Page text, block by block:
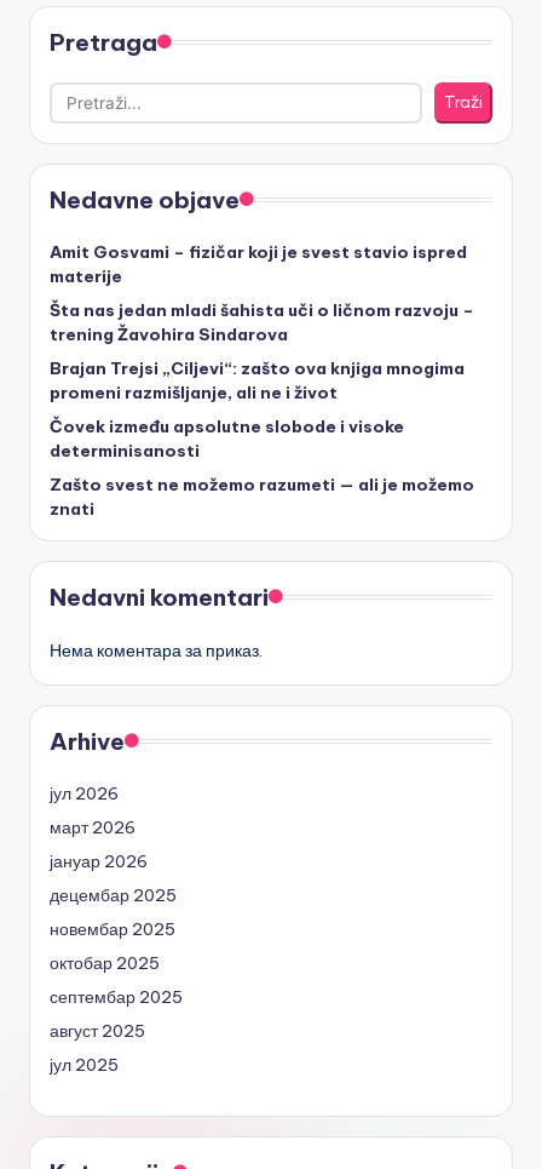
Pretraga
Traži
Nedavne objave
Amit Gosvami – fizičar koji je svest stavio ispred
materije
Šta nas jedan mladi šahista uči o ličnom razvoju –
trening Žavohira Sindarova
Brajan Trejsi „Ciljevi“: zašto ova knjiga mnogima
promeni razmišljanje, ali ne i život
Čovek između apsolutne slobode i visoke
determinisanosti
Zašto svest ne možemo razumeti — ali je možemo
znati
Nedavni komentari
Нема коментара за приказ.
Arhive
јул 2026
март 2026
јануар 2026
децембар 2025
новембар 2025
октобар 2025
септембар 2025
август 2025
јул 2025